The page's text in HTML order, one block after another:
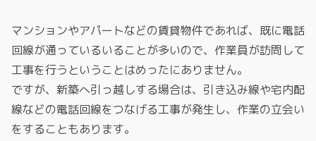
マンションやアパートなどの賃貸物件であれば、既に電話
回線が通っているいることが多いので、作業員が訪問して
工事を行うということはめったにありません。
ですが、新築へ引っ越しする場合は、引き込み線や宅内配
線などの電話回線をつなげる工事が発生し、作業の立会い
をすることもあります。